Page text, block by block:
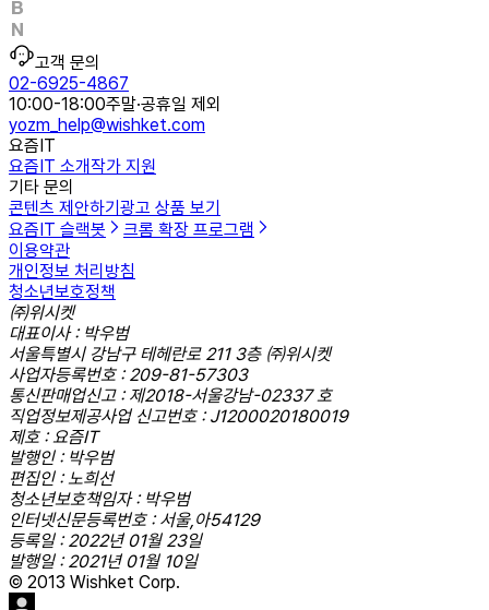
고객 문의
02-6925-4867
10:00-18:00주말·공휴일 제외
yozm_help@wishket.com
요즘IT
요즘IT 소개작가 지원
기타 문의
콘텐츠 제안하기 광고 상품 보기
요즘IT 슬랙봇
크롬 확장 프로그램
이용약관
개인정보 처리방침
청소년보호정책
㈜위시켓
대표이사 : 박우범
서울특별시 강남구 테헤란로 211 3층 ㈜위시켓
사업자등록번호 : 209-81-57303
통신판매업신고 : 제2018-서울강남-02337 호
직업정보제공사업 신고번호 : J1200020180019
제호 : 요즘IT
발행인 : 박우범
편집인 : 노희선
청소년보호책임자 : 박우범
인터넷신문등록번호 : 서울,아54129
등록일 : 2022년 01월 23일
발행일 : 2021년 01월 10일
© 2013 Wishket Corp.